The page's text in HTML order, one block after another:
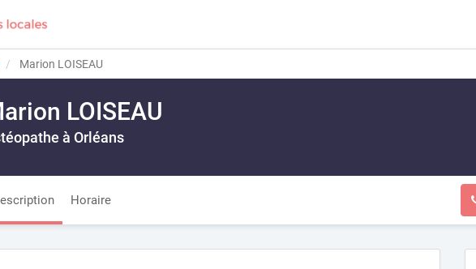
Marion LOISEAU
LOISEAU
à Orléans
Horaire